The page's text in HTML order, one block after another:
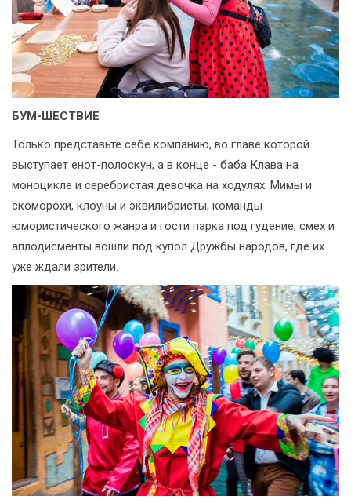
БУМ-ШЕСТВИЕ
Только представьте себе компанию, во главе которой
выступает енот-полоскун, а в конце - баба Клава на
моноцикле и серебристая девочка на ходулях. Мимы и
скоморохи, клоуны и эквилибристы, команды
юмористического жанра и гости парка под гудение, смех и
аплодисменты вошли под купол Дружбы народов, где их
уже ждали зрители.